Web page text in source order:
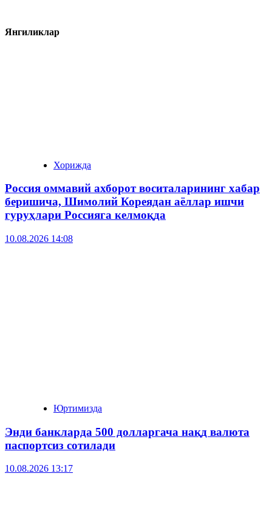
Янгиликлар
Хорижда
Россия оммавий ахборот воситаларининг хабар
беришича, Шимолий Кореядан аёллар ишчи
гуруҳлари Россияга келмоқда
10.08.2026 14:08
Юртимизда
Энди банкларда 500 долларгача нақд валюта
паспортсиз сотилади
10.08.2026 13:17